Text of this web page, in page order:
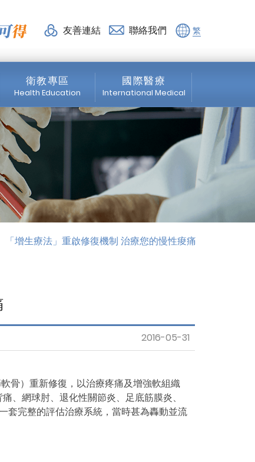
區_衛教專區 | 活力得脊
友善連結 聯絡我們 繁
衛教專區
Health Education
脊椎專區
微創脊椎手術
震波專區
骨科專區
國際醫療
International Medical
News
About us
Medical Service
Healthcare Services
Contact us
「增生療法」重啟修復機制 治療您的慢性痠痛
2016-05-31
骨）重新修復，以治療疼痛及增強軟組織
、網球肘、退化性關節炎、足底筋膜炎、
套完整的評估治療系統，當時甚為轟動並流